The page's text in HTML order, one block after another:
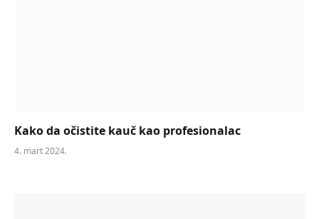
Kako da očistite kauč kao profesionalac
4. mart 2024.